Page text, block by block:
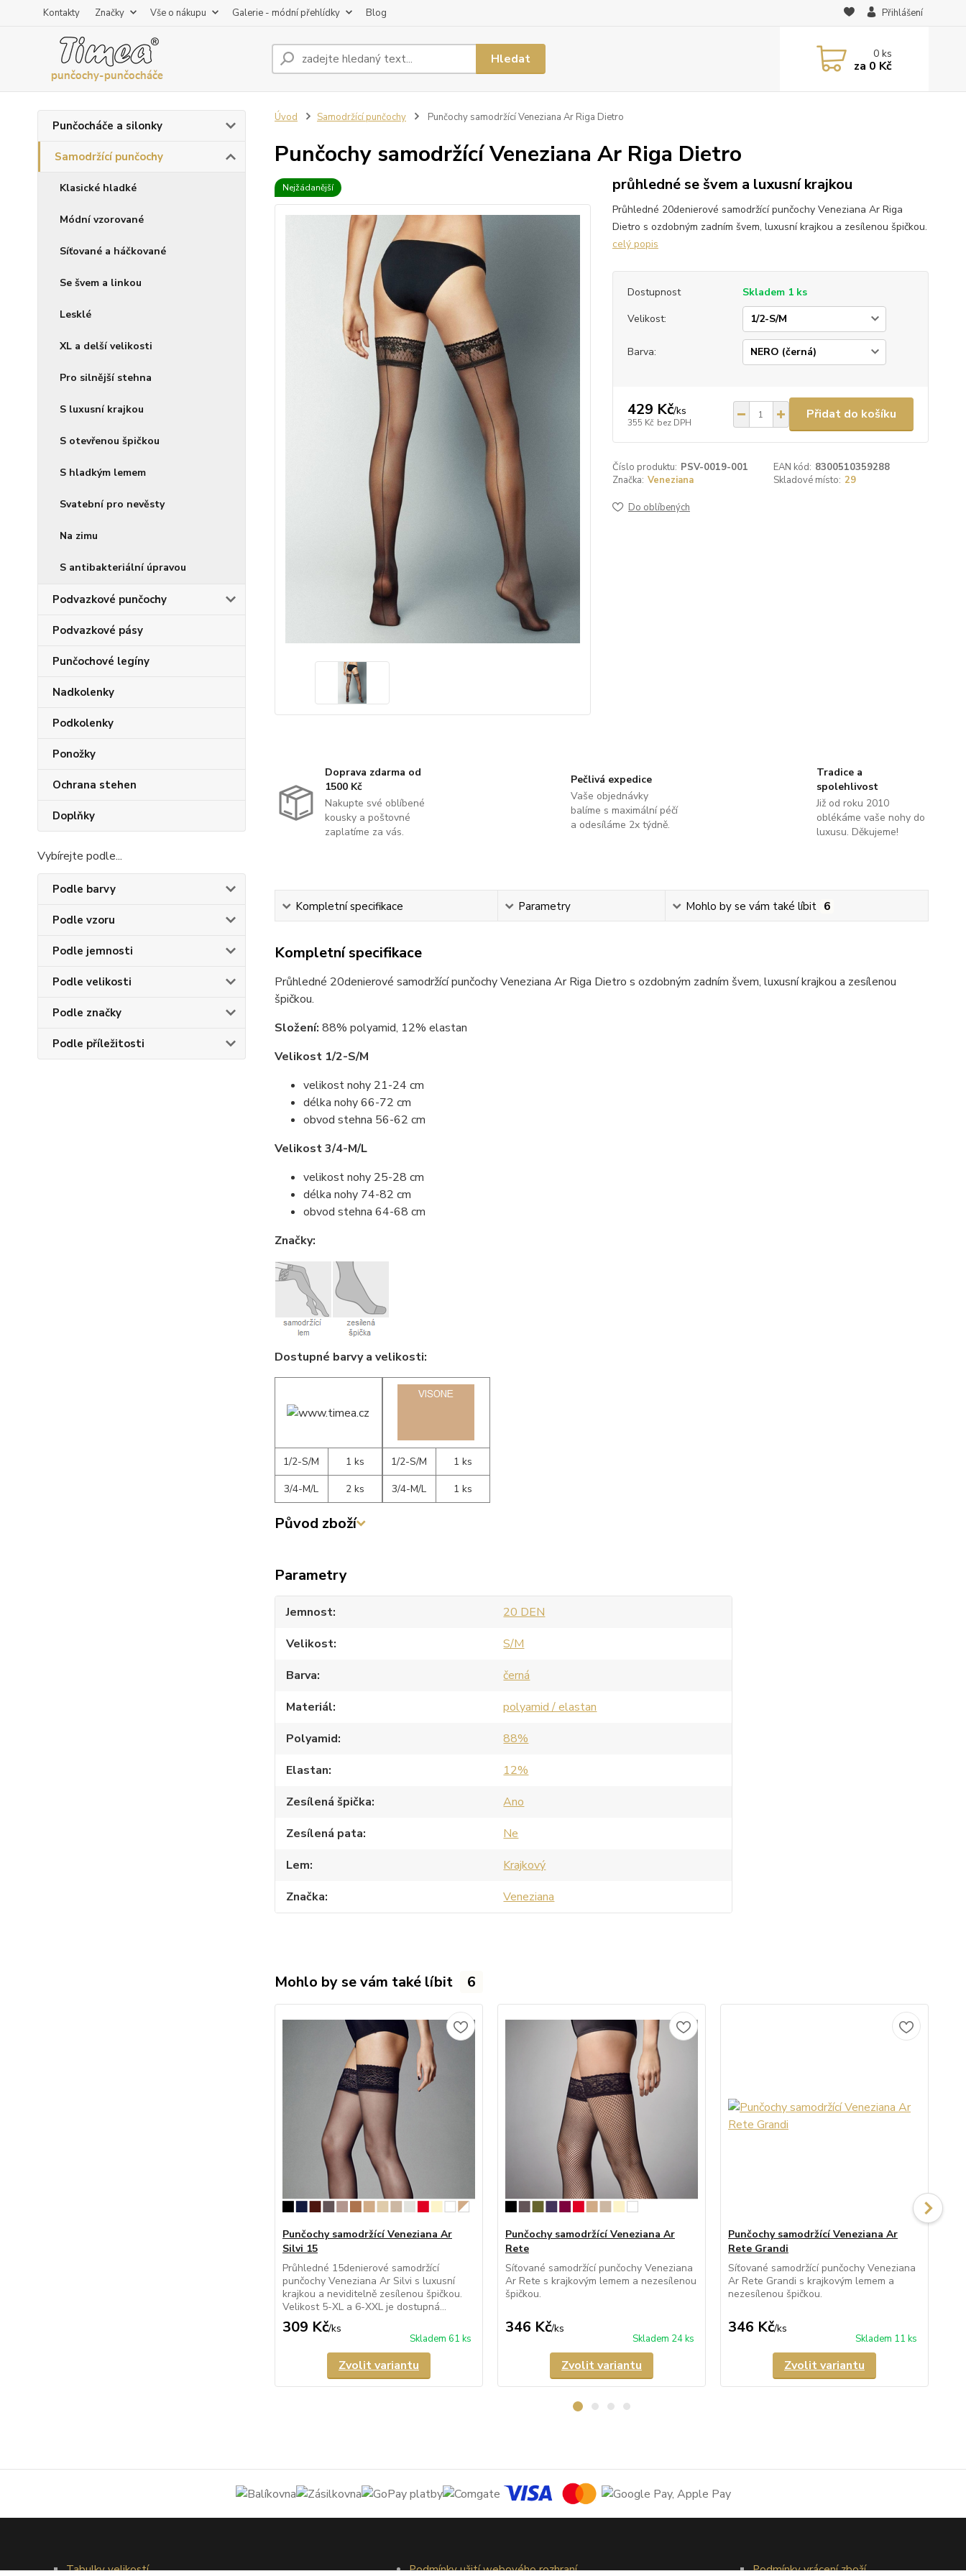
Kontakty Značky Vše o nákupu Galerie - módní přehlídky Blog Přihlášení
Hledat 0ks
za 0 Kč
Punčocháče a silonky
Samodržící punčochy
Klasické hladké
Módní vzorované
Síťované a háčkované
Se švem a linkou
Lesklé
XL a delší velikosti
Pro silnější stehna
S luxusní krajkou
S otevřenou špičkou
S hladkým lemem
Svatební pro nevěsty
Na zimu
S antibakteriální úpravou
Podvazkové punčochy
Podvazkové pásy
Punčochové legíny
Nadkolenky
Podkolenky
Ponožky
Ochrana stehen
Doplňky
Vybírejte podle...
Podle barvy
Podle vzoru
Podle jemnosti
Podle velikosti
Podle značky
Podle příležitosti
Úvod Samodržící punčochy Punčochy samodržící Veneziana Ar Riga Dietro
Punčochy samodržící Veneziana Ar Riga Dietro
Nejžádanější průhledné se švem a luxusní krajkou
Průhledné 20denierové samodržící punčochy Veneziana Ar Riga
Dietro s ozdobným zadním švem, luxusní krajkou a zesílenou špičkou.
celý popis
Dostupnost
Skladem 1 ks
Velikost:
Barva:
429 Kč/ks
355 Kč bez DPH
Přidat do košíku
Číslo produktu: PSV-0019-001 EAN kód: 8300510359288
Značka: Veneziana Skladové místo: 29
Do oblíbených
Doprava zdarma od
1500 Kč
Nakupte své oblíbené
kousky a poštovné
zaplatíme za vás.
Pečlivá expedice
Vaše objednávky
balíme s maximální péčí
a odesíláme 2x týdně.
Tradice a
spolehlivost
Již od roku 2010
oblékáme vaše nohy do
luxusu. Děkujeme!
Kompletní specifikace Parametry Mohlo by se vám také líbit 6
Kompletní specifikace
Průhledné 20denierové samodržící punčochy Veneziana Ar Riga Dietro s ozdobným zadním švem, luxusní krajkou a zesílenou
špičkou.
Složení: 88% polyamid, 12% elastan
Velikost 1/2-S/M
velikost nohy 21-24 cm
délka nohy 66-72 cm
obvod stehna 56-62 cm
Velikost 3/4-M/L
velikost nohy 25-28 cm
délka nohy 74-82 cm
obvod stehna 64-68 cm
Značky:
Dostupné barvy a velikosti:
1/2-S/M
1 ks
3/4-M/L
2 ks
1/2-S/M
1 ks
3/4-M/L
1 ks
Původ zboží
Parametry
Jemnost
20 DEN
Velikost
S/M
Barva
černá
Materiál
polyamid / elastan
Polyamid
88%
Elastan
12%
Zesílená špička
Ano
Zesílená pata
Ne
Lem
Krajkový
Značka
Veneziana
Mohlo by se vám také líbit 6
Punčochy samodržící Veneziana Ar
Silvi 15
Průhledné 15denierové samodržící
punčochy Veneziana Ar Silvi s luxusní
krajkou a neviditelně zesílenou špičkou.
Velikost 5-XL a 6-XXL je dostupná...
309 Kč/ks
Skladem 61 ks
Zvolit variantu
Punčochy samodržící Veneziana Ar
Rete
Síťované samodržící punčochy Veneziana
Ar Rete s krajkovým lemem a nezesílenou
špičkou.
346 Kč/ks
Skladem 24 ks
Zvolit variantu
Punčochy samodržící Veneziana Ar
Rete Grandi
Síťované samodržící punčochy Veneziana
Ar Rete Grandi s krajkovým lemem a
nezesílenou špičkou.
346 Kč/ks
Skladem 11 ks
Zvolit variantu
Tabulky velikostí Podmínky užití webového rozhraní Podmínky vrácení zboží